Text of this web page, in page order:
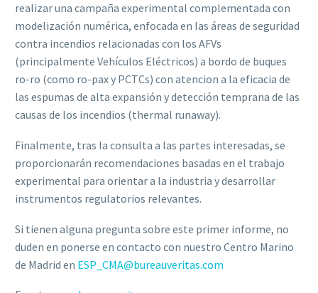
realizar una campaña experimental complementada con
modelización numérica, enfocada en las áreas de seguridad
contra incendios relacionadas con los AFVs
(principalmente Vehículos Eléctricos) a bordo de buques
ro-ro (como ro-pax y PCTCs) con atencion a la eficacia de
las espumas de alta expansión y detección temprana de las
causas de los incendios (thermal runaway).
Finalmente, tras la consulta a las partes interesadas, se
proporcionarán recomendaciones basadas en el trabajo
experimental para orientar a la industria y desarrollar
instrumentos regulatorios relevantes.
Si tienen alguna pregunta sobre este primer informe, no
duden en ponerse en contacto con nuestro Centro Marino
de Madrid en ESP_CMA@bureauveritas.com